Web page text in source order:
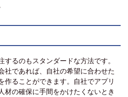
るのもスタンダードな方法です。
社であれば、自社の希望に合わせた
作ることができます。自社でアプリ
材の確保に手間をかけたくないとき